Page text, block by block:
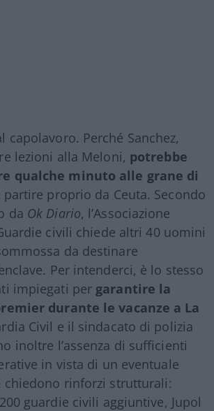
capolavoro. Perché Sanchez,
lezioni alla Meloni, potrebbe
qualche minuto alle grane di
partire proprio da Ceuta. Secondo
da Ok Diario, l’Associazione
civili chiede altri 40 uomini
da destinare
Per intenderci, è lo stesso
impiegati per garantire la
durante le vacanze a La
Civil e il sindacato di polizia
inoltre l’assenza di sufficienti
in vista di un eventuale
chiedono rinforzi strutturali:
guardie civili aggiuntive, Jupol